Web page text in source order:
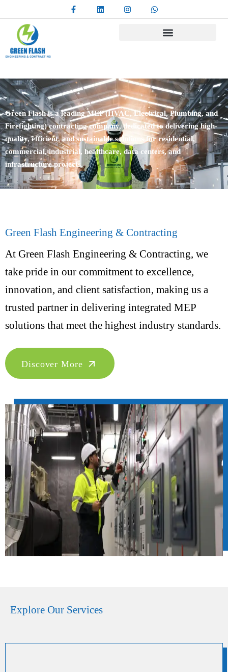
Green Flash is a leading MEP (HVAC, Electrical, Plumbing, and
Firefighting) contracting company, dedicated to delivering high-
quality, efficient, and sustainable solutions for residential,
commercial, industrial, healthcare, data centers, and
infrastructure projects.
Green Flash Engineering & Contracting
At Green Flash Engineering & Contracting, we
take pride in our commitment to excellence,
innovation, and client satisfaction, making us a
trusted partner in delivering integrated MEP
solutions that meet the highest industry standards.
Discover More
Explore Our Services